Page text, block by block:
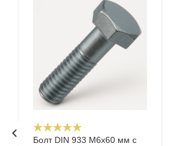
Болт DIN 933 М6х60 мм с